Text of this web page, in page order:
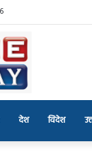
देश विदेश